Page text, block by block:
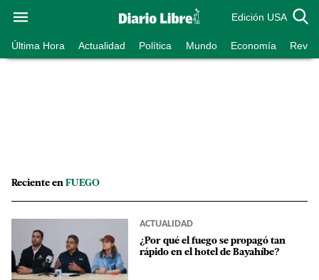
Edición USA
Última Hora Actualidad Política Mundo Economía
Reciente en FUEGO
ACTUALIDAD
¿Por qué el fuego se propagó tan
rápido en el hotel de Bayahíbe?